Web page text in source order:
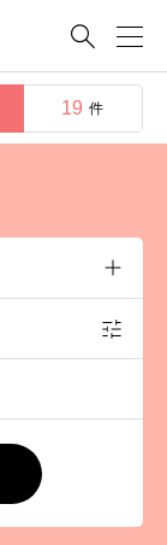

19 件